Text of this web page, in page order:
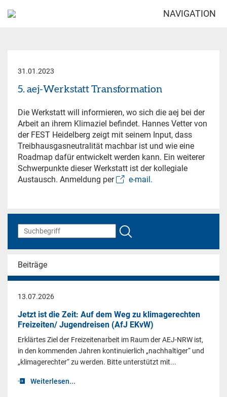
NAVIGATION
31.01.2023
5. aej-Werkstatt Transformation
Die Werkstatt will informieren, wo sich die aej bei der
Arbeit an ihrem Klimaziel befindet. Hannes Vetter von
der FEST Heidelberg zeigt mit seinem Input, dass
Treibhausgasneutralität machbar ist und wie eine
Roadmap dafür entwickelt werden kann. Ein weiterer
Schwerpunkte dieser Werkstatt ist der kollegiale
Austausch. Anmeldung per
e-mail.
Beiträge
13.07.2026
Jetzt ist die Zeit: Auf dem Weg zu klimagerechten
Freizeiten/ Jugendreisen (AfJ EKvW)
Erklärtes Ziel der Freizeitenarbeit im Raum der AEJ-NRW ist,
in den kommenden Jahren kontinuierlich „nachhaltiger“ und
„klimagerechter“ zu werden. Bitte unterstützt mit...
Weiterlesen...